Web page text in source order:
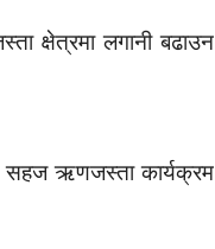
क्षेत्रमा लगानी बढाउन
सहज ऋणजस्ता कार्यक्रम